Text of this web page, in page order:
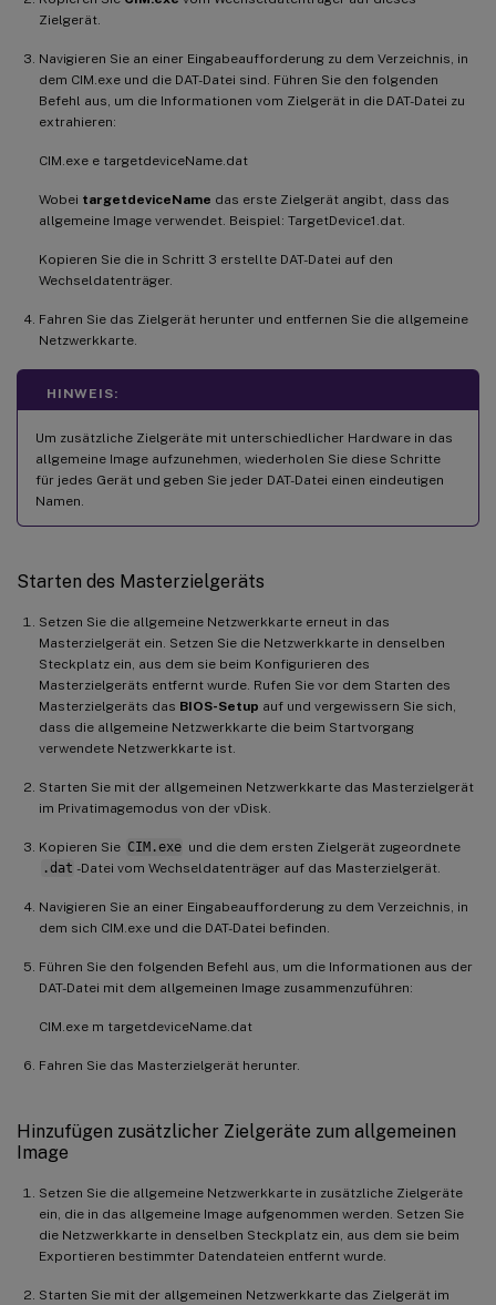
Zielgerät.
Navigieren Sie an einer Eingabeaufforderung zu dem Verzeichnis, in
dem CIM.exe und die DAT-Datei sind. Führen Sie den folgenden
Befehl aus, um die Informationen vom Zielgerät in die DAT-Datei zu
extrahieren:
CIM.exe e targetdeviceName.dat
Wobei targetdeviceName das erste Zielgerät angibt, dass das
allgemeine Image verwendet. Beispiel: TargetDevice1.dat.
Kopieren Sie die in Schritt 3 erstellte DAT-Datei auf den
Wechseldatenträger.
Fahren Sie das Zielgerät herunter und entfernen Sie die allgemeine
Netzwerkkarte.
HINWEIS:
Um zusätzliche Zielgeräte mit unterschiedlicher Hardware in das
allgemeine Image aufzunehmen, wiederholen Sie diese Schritte
für jedes Gerät und geben Sie jeder DAT-Datei einen eindeutigen
Namen.
Starten des Masterzielgeräts
Setzen Sie die allgemeine Netzwerkkarte erneut in das
Masterzielgerät ein. Setzen Sie die Netzwerkkarte in denselben
Steckplatz ein, aus dem sie beim Konfigurieren des
Masterzielgeräts entfernt wurde. Rufen Sie vor dem Starten des
Masterzielgeräts das BIOS-Setup auf und vergewissern Sie sich,
dass die allgemeine Netzwerkkarte die beim Startvorgang
verwendete Netzwerkkarte ist.
Starten Sie mit der allgemeinen Netzwerkkarte das Masterzielgerät
im Privatimagemodus von der vDisk.
Kopieren Sie CIM.exe und die dem ersten Zielgerät zugeordnete
.dat -Datei vom Wechseldatenträger auf das Masterzielgerät.
Navigieren Sie an einer Eingabeaufforderung zu dem Verzeichnis, in
dem sich CIM.exe und die DAT-Datei befinden.
Führen Sie den folgenden Befehl aus, um die Informationen aus der
DAT-Datei mit dem allgemeinen Image zusammenzuführen:
CIM.exe m targetdeviceName.dat
Fahren Sie das Masterzielgerät herunter.
Hinzufügen zusätzlicher Zielgeräte zum allgemeinen
Image
Setzen Sie die allgemeine Netzwerkkarte in zusätzliche Zielgeräte
ein, die in das allgemeine Image aufgenommen werden. Setzen Sie
die Netzwerkkarte in denselben Steckplatz ein, aus dem sie beim
Exportieren bestimmter Datendateien entfernt wurde.
Starten Sie mit der allgemeinen Netzwerkkarte das Zielgerät im